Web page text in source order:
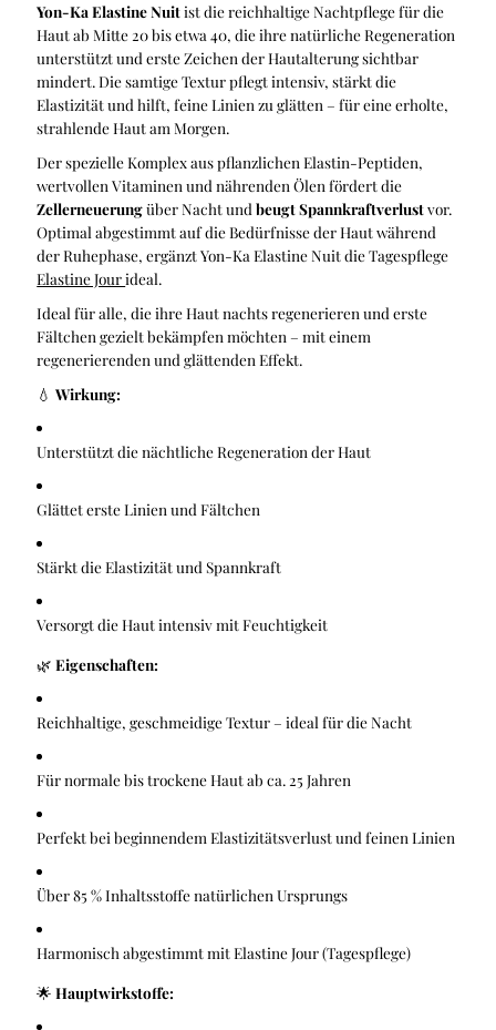
Yon-Ka Elastine Nuitist die reichhaltige Nachtpflege für die
Haut ab Mitte 20 bis etwa 40, die ihre natürliche Regeneration
unterstützt und erste Zeichen der Hautalterung sichtbar
mindert. Die samtige Textur pflegt intensiv, stärkt die
Elastizität und hilft, feine Linien zu glätten – für eine erholte,
strahlende Haut am Morgen.
Der spezielle Komplex aus pflanzlichen Elastin-Peptiden,
wertvollen Vitaminen und nährenden Ölen fördert die
Zellerneuerungüber Nacht undbeugt Spannkraftverlustvor.
Optimal abgestimmt auf die Bedürfnisse der Haut während
der Ruhephase, ergänzt Yon-Ka Elastine Nuit die Tagespflege
Elastine Jourideal.
Ideal für alle, die ihre Haut nachts regenerieren und erste
Fältchen gezielt bekämpfen möchten – mit einem
regenerierenden und glättenden Effekt.
💧Wirkung:
Unterstützt die nächtliche Regeneration der Haut
Glättet erste Linien und Fältchen
Stärkt die Elastizität und Spannkraft
Versorgt die Haut intensiv mit Feuchtigkeit
🌿Eigenschaften:
Reichhaltige, geschmeidige Textur – ideal für die Nacht
Für normale bis trockene Haut ab ca. 25 Jahren
Perfekt bei beginnendem Elastizitätsverlust und feinen Linien
Über 85 % Inhaltsstoffe natürlichen Ursprungs
Harmonisch abgestimmt mit Elastine Jour (Tagespflege)
🌟Hauptwirkstoffe: